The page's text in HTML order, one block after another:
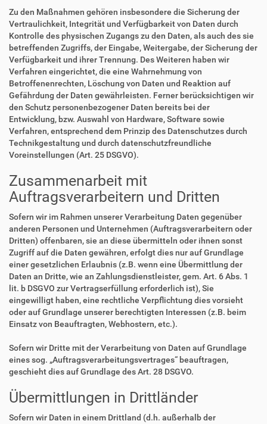
Zu den Maßnahmen gehören insbesondere die Sicherung der
Vertraulichkeit, Integrität und Verfügbarkeit von Daten durch
Kontrolle des physischen Zugangs zu den Daten, als auch des sie
betreffenden Zugriffs, der Eingabe, Weitergabe, der Sicherung der
Verfügbarkeit und ihrer Trennung. Des Weiteren haben wir
Verfahren eingerichtet, die eine Wahrnehmung von
Betroffenenrechten, Löschung von Daten und Reaktion auf
Gefährdung der Daten gewährleisten. Ferner berücksichtigen wir
den Schutz personenbezogener Daten bereits bei der
Entwicklung, bzw. Auswahl von Hardware, Software sowie
Verfahren, entsprechend dem Prinzip des Datenschutzes durch
Technikgestaltung und durch datenschutzfreundliche
Voreinstellungen (Art. 25 DSGVO).
Zusammenarbeit mit
Auftragsverarbeitern und Dritten
Sofern wir im Rahmen unserer Verarbeitung Daten gegenüber
anderen Personen und Unternehmen (Auftragsverarbeitern oder
Dritten) offenbaren, sie an diese übermitteln oder ihnen sonst
Zugriff auf die Daten gewähren, erfolgt dies nur auf Grundlage
einer gesetzlichen Erlaubnis (z.B. wenn eine Übermittlung der
Daten an Dritte, wie an Zahlungsdienstleister, gem. Art. 6 Abs. 1
lit. b DSGVO zur Vertragserfüllung erforderlich ist), Sie
eingewilligt haben, eine rechtliche Verpflichtung dies vorsieht
oder auf Grundlage unserer berechtigten Interessen (z.B. beim
Einsatz von Beauftragten, Webhostern, etc.).
Sofern wir Dritte mit der Verarbeitung von Daten auf Grundlage
eines sog. „Auftragsverarbeitungsvertrages“ beauftragen,
geschieht dies auf Grundlage des Art. 28 DSGVO.
Übermittlungen in Drittländer
Sofern wir Daten in einem Drittland (d.h. außerhalb der